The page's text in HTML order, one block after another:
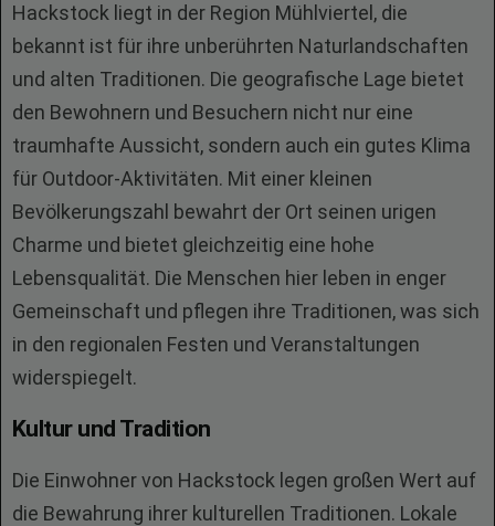
Hackstock liegt in der Region Mühlviertel, die
bekannt ist für ihre unberührten Naturlandschaften
und alten Traditionen. Die geografische Lage bietet
den Bewohnern und Besuchern nicht nur eine
traumhafte Aussicht, sondern auch ein gutes Klima
für Outdoor-Aktivitäten. Mit einer kleinen
Bevölkerungszahl bewahrt der Ort seinen urigen
Charme und bietet gleichzeitig eine hohe
Lebensqualität. Die Menschen hier leben in enger
Gemeinschaft und pflegen ihre Traditionen, was sich
in den regionalen Festen und Veranstaltungen
widerspiegelt.
Kultur und Tradition
Die Einwohner von Hackstock legen großen Wert auf
die Bewahrung ihrer kulturellen Traditionen. Lokale